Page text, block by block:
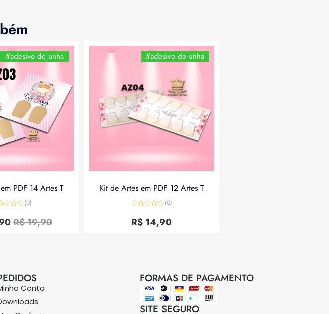
#adesivo de unha
PDF 14 Artes T
(0)
R$19,90
#adesivo de unha
Kit de Artes em PDF 12 Artes T
0
de
(0)
R$ 14,90
Conta
FORMAS DE PAGAMENTO
SITE SEGURO